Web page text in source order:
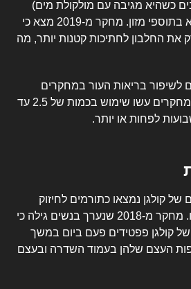
כשהיא מגיבה עם מולקולת מים)
בתוספי מזון. מחקר מ-2019
מצא כי
את החלבון לחתיכות קטנות יותר, מה
לשיפור בריאות העור במחקרים
שנערכו משתנים. רוב המחקרים עשו שימוש בכמות של 2.5 עד
של קולגן נמצאו כתורמים לחיזוק
מחקר מ-2018
שנערך בנשים גילה כי
קולגן פפטידים פעם ביום במשך
העצם שלהן בעמוד השדרה ובעצם